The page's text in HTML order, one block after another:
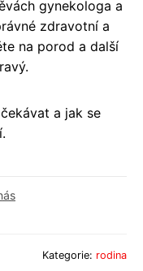
gynekologa a
zdravotní a
na porod a další
a jak se
Kategorie: rodina